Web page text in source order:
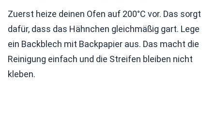
Zuerst heize deinen Ofen auf 200°C vor. Das sorgt
dafür, dass das Hähnchen gleichmäßig gart. Lege
ein Backblech mit Backpapier aus. Das macht die
Reinigung einfach und die Streifen bleiben nicht
kleben.